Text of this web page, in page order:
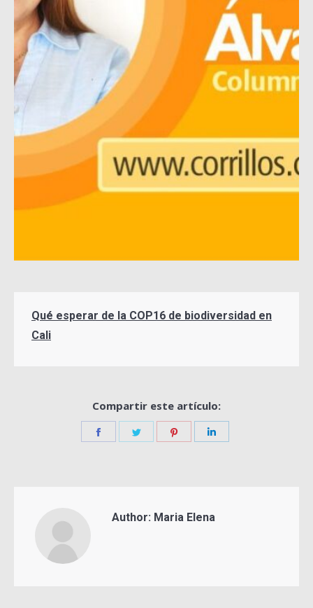
Qué esperar de la COP16 de biodiversidad en
Cali
Compartir este artículo:
Share
Share
Share
Author: Maria Elena